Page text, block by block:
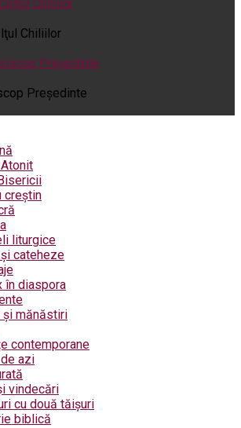
Chiliilor
Preşedinte
creștin
liturgice
cateheze
în diaspora
și mănăstiri
contemporane
azi
vindecări
cu două tăișuri
biblică